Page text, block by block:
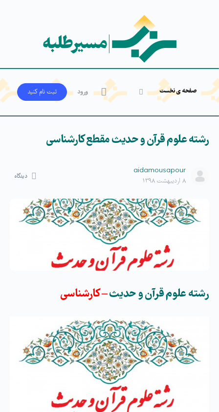
صفحه ی نخست ورود ثبت‌ نام کنید
رشته علوم قرآن و حدیث مقطع کارشناسی
aidamousapour
۸ اردیبهشت ۱۳۹۸
دیدگاه
رشتهعلوم قرآن و حدیث–کارشناسی